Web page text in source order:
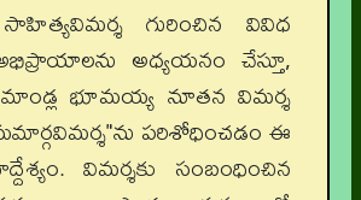
గురించిన వివిధ
అధ్యయనం చేస్తూ,
భూమయ్య నూతన విమర్శ
పరిశోధించడం ఈ
విమర్శకు సంబంధించిన